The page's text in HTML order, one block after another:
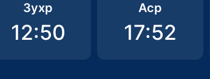
Зухр
12:50
Аср
17:52